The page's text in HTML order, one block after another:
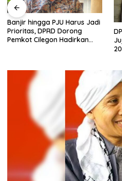
Banjir hingga PJU Harus Jadi
Prioritas, DPRD Dorong
Pemkot Cilegon Hadirkan